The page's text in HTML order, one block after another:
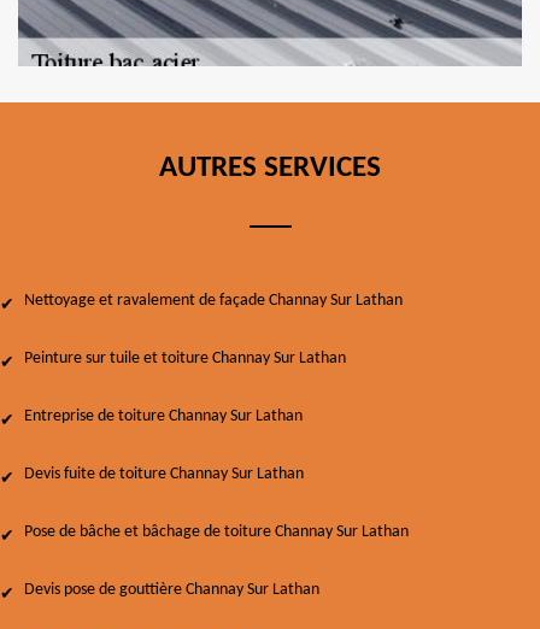
AUTRES SERVICES
Nettoyage et ravalement de façade Channay Sur Lathan
Peinture sur tuile et toiture Channay Sur Lathan
Entreprise de toiture Channay Sur Lathan
Devis fuite de toiture Channay Sur Lathan
Pose de bâche et bâchage de toiture Channay Sur Lathan
Devis pose de gouttière Channay Sur Lathan